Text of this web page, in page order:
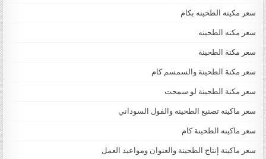
سعر مكينه الطحينه بكام
سعر مكنه الطحينه
سعر مكنة الطحينة
سعر مكنة الطحينة والسمسم كام
سعر مكنة الطحينة لو سمحت
سعر ماكينه تصنيع الطحينه والفول السوداني
سعر ماكينه الطحينة كام
سعر ماكينة إنتاج الطحينة والعنوان ومواعيد العمل